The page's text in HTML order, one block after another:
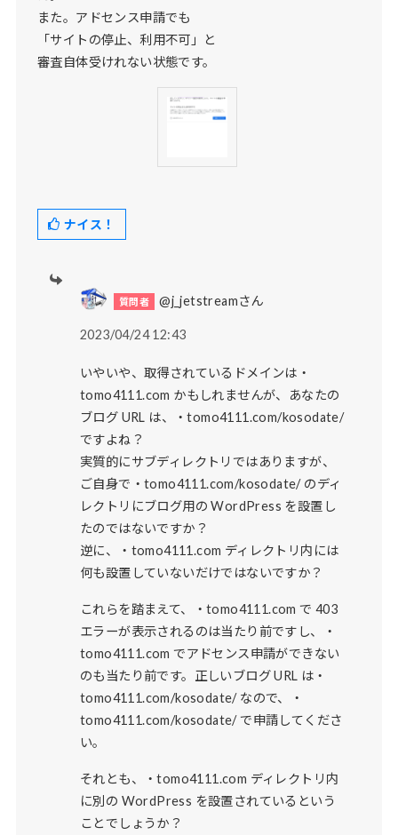
また。アドセンス申請でも
「サイトの停止、利用不可」と
審査自体受けれない状態です。
ナイス！
@j_jetstreamさん
2023/04/24 12:43
いやいや、取得されているドメインは・
tomo4111.com かもしれませんが、あなたの
ブログ URL は、・tomo4111.com/kosodate/
ですよね？
実質的にサブディレクトリではありますが、
ご自身で・tomo4111.com/kosodate/ のディ
レクトリにブログ用の WordPress を設置し
たのではないですか？
逆に、・tomo4111.com ディレクトリ内には
何も設置していないだけではないですか？
これらを踏まえて、・tomo4111.com で 403
エラーが表示されるのは当たり前ですし、・
tomo4111.com でアドセンス申請ができない
のも当たり前です。正しいブログ URL は・
tomo4111.com/kosodate/ なので、・
tomo4111.com/kosodate/ で申請してくださ
い。
それとも、・tomo4111.com ディレクトリ内
に別の WordPress を設置されているという
ことでしょうか？